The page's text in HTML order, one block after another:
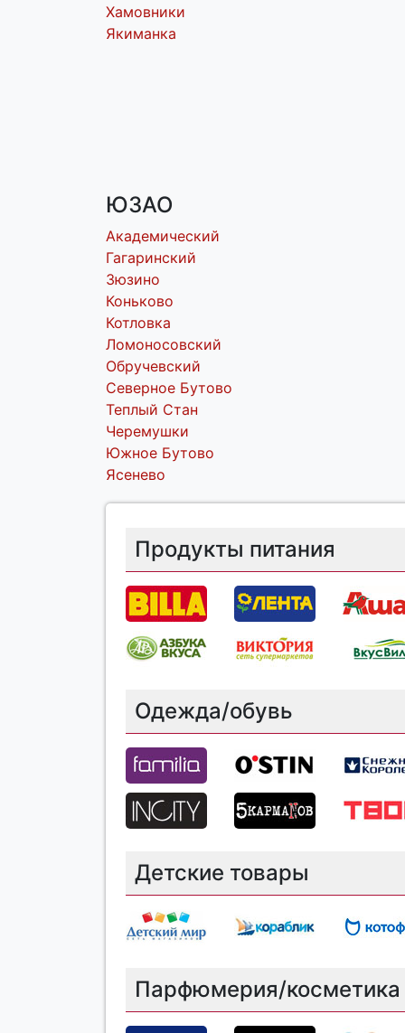
Хамовники
Якиманка
ЮЗАО
Академический
Гагаринский
Зюзино
Коньково
Котловка
Ломоносовский
Обручевский
Северное Бутово
Теплый Стан
Черемушки
Южное Бутово
Ясенево
Продукты питания
Одежда/обувь
Детские товары
Парфюмерия/косметика